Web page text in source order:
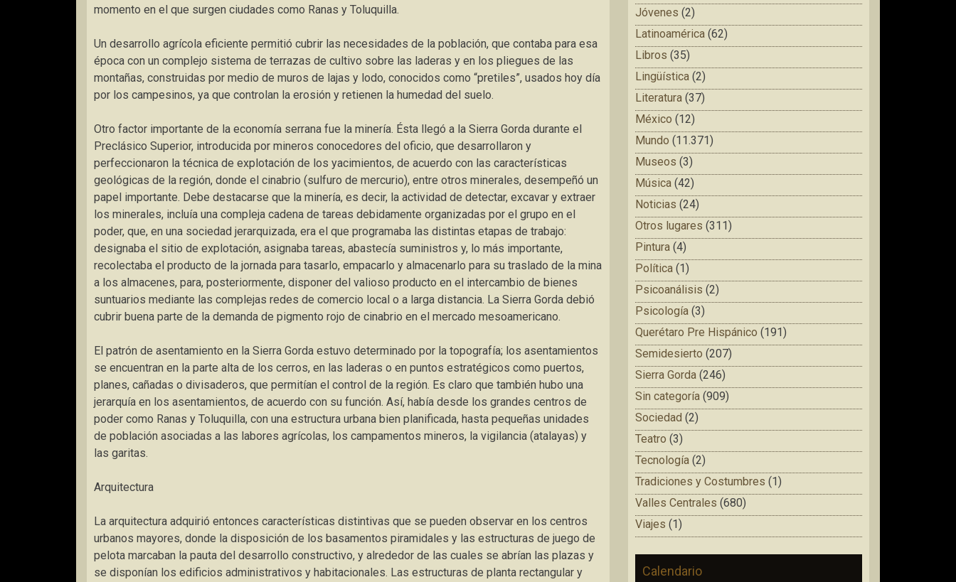
momento en el que surgen ciudades como Ranas y Toluquilla.
Un desarrollo agrícola eficiente permitió cubrir las necesidades de la población, que contaba para esa
época con un complejo sistema de terrazas de cultivo sobre las laderas y en los pliegues de las
montañas, construidas por medio de muros de lajas y lodo, conocidos como “pretiles”, usados hoy día
por los campesinos, ya que controlan la erosión y retienen la humedad del suelo.
Otro factor importante de la economía serrana fue la minería. Ésta llegó a la Sierra Gorda durante el
Preclásico Superior, introducida por mineros conocedores del oficio, que desarrollaron y
perfeccionaron la técnica de explotación de los yacimientos, de acuerdo con las características
geológicas de la región, donde el cinabrio (sulfuro de mercurio), entre otros minerales, desempeñó un
papel importante. Debe destacarse que la minería, es decir, la actividad de detectar, excavar y extraer
los minerales, incluía una compleja cadena de tareas debidamente organizadas por el grupo en el
poder, que, en una sociedad jerarquizada, era el que programaba las distintas etapas de trabajo:
designaba el sitio de explotación, asignaba tareas, abastecía suministros y, lo más importante,
recolectaba el producto de la jornada para tasarlo, empacarlo y almacenarlo para su traslado de la mina
a los almacenes, para, posteriormente, disponer del valioso producto en el intercambio de bienes
suntuarios mediante las complejas redes de comercio local o a larga distancia. La Sierra Gorda debió
cubrir buena parte de la demanda de pigmento rojo de cinabrio en el mercado mesoamericano.
El patrón de asentamiento en la Sierra Gorda estuvo determinado por la topografía; los asentamientos
se encuentran en la parte alta de los cerros, en las laderas o en puntos estratégicos como puertos,
planes, cañadas o divisaderos, que permitían el control de la región. Es claro que también hubo una
jerarquía en los asentamientos, de acuerdo con su función. Así, había desde los grandes centros de
poder como Ranas y Toluquilla, con una estructura urbana bien planificada, hasta pequeñas unidades
de población asociadas a las labores agrícolas, los campamentos mineros, la vigilancia (atalayas) y
las garitas.
Arquitectura
La arquitectura adquirió entonces características distintivas que se pueden observar en los centros
urbanos mayores, donde la disposición de los basamentos piramidales y las estructuras de juego de
pelota marcaban la pauta del desarrollo constructivo, y alrededor de las cuales se abrían las plazas y
se disponían los edificios administrativos y habitacionales. Las estructuras de planta rectangular y
Jóvenes (2)
Latinoamérica (62)
Libros (35)
Lingüística (2)
Literatura (37)
México (12)
Mundo (11.371)
Museos (3)
Música (42)
Noticias (24)
Otros lugares (311)
Pintura (4)
Política (1)
Psicoanálisis (2)
Psicología (3)
Querétaro Pre Hispánico (191)
Semidesierto (207)
Sierra Gorda (246)
Sin categoría (909)
Sociedad (2)
Teatro (3)
Tecnología (2)
Tradiciones y Costumbres (1)
Valles Centrales (680)
Viajes (1)
Calendario